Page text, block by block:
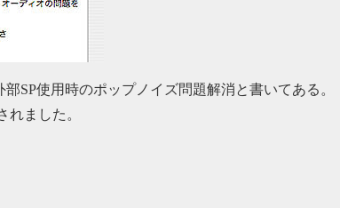
SP使用時のポップノイズ問題解消と書いてある。
れました。